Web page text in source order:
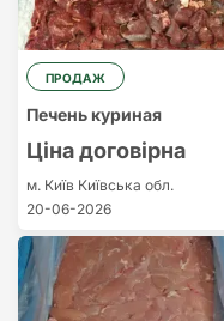
ПРОДАЖ
Печень куриная
Ціна договірна
м. Київ Київська обл.
20-06-2026